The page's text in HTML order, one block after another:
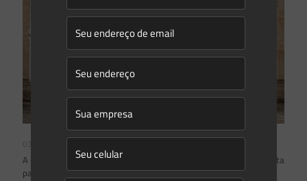
A inclusão de imóvel em inventário de patrimônio cultural não basta
para impor restrições ao direito de propriedade: